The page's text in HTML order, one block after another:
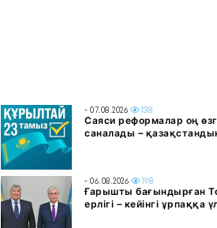
- 07.08.2026 138
Саяси реформалар оң
саналады –
- 06.08.2026 198
Ғарышты бағындырған
ерлігі – кейінгі ұрпаққа